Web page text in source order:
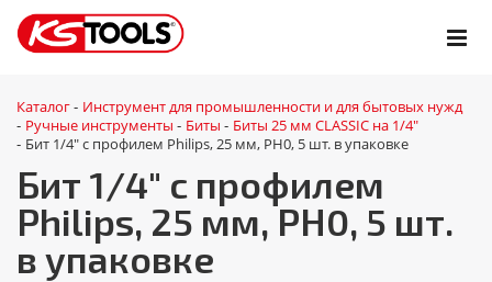
Каталог - Инструмент для промышленности и для бытовых нужд
- Ручные инструменты - Биты - Биты 25 мм CLASSIC на 1/4"
- Бит 1/4" с профилем Philips, 25 мм, РН0, 5 шт. в упаковке
Бит 1/4" с профилем
Philips, 25 мм, РН0, 5 шт.
в упаковке